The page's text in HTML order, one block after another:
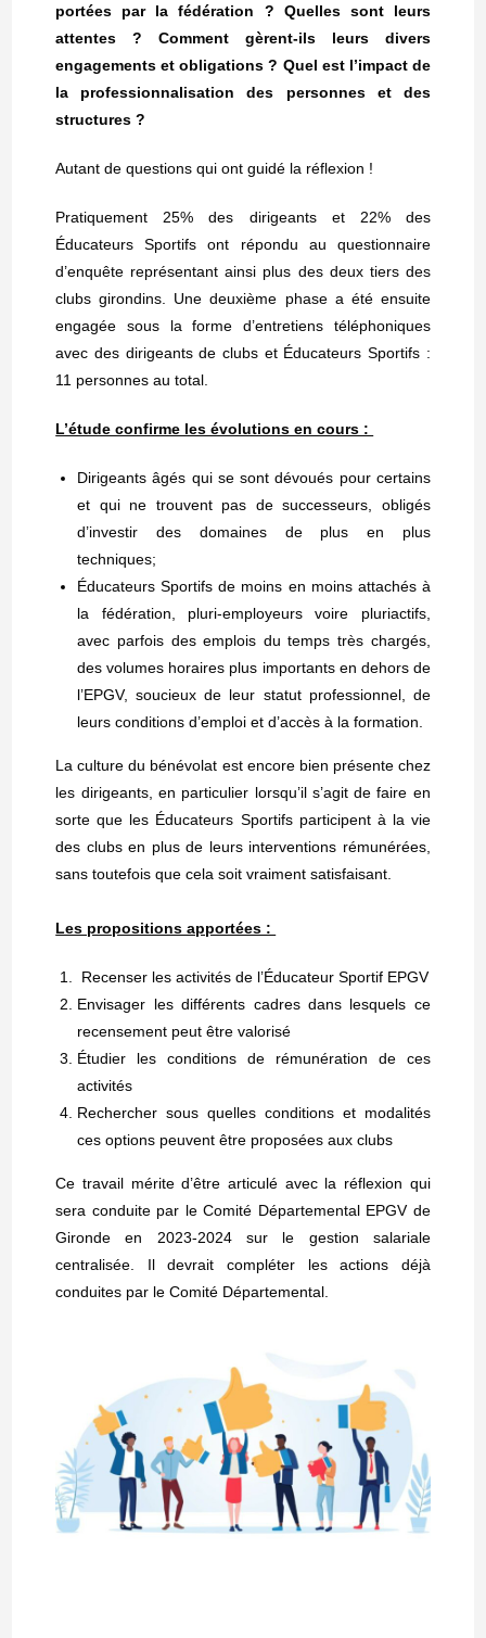
portées par la fédération ? Quelles sont leurs
attentes ? Comment gèrent-ils leurs divers
engagements et obligations ? Quel est l’impact de
la professionnalisation des personnes et des
structures ?
Autant de questions qui ont guidé la réflexion !
Pratiquement 25% des dirigeants et 22% des
Éducateurs Sportifs ont répondu au questionnaire
d’enquête représentant ainsi plus des deux tiers des
clubs girondins. Une deuxième phase a été ensuite
engagée sous la forme d’entretiens téléphoniques
avec des dirigeants de clubs et Éducateurs Sportifs :
11 personnes au total.
L’étude confirme les évolutions en cours :
Dirigeants âgés qui se sont dévoués pour certains
et qui ne trouvent pas de successeurs, obligés
d’investir des domaines de plus en plus
techniques;
Éducateurs Sportifs de moins en moins attachés à
la fédération, pluri-employeurs voire pluriactifs,
avec parfois des emplois du temps très chargés,
des volumes horaires plus importants en dehors de
l’EPGV, soucieux de leur statut professionnel, de
leurs conditions d’emploi et d’accès à la formation.
La culture du bénévolat est encore bien présente chez
les dirigeants, en particulier lorsqu’il s’agit de faire en
sorte que les Éducateurs Sportifs participent à la vie
des clubs en plus de leurs interventions rémunérées,
sans toutefois que cela soit vraiment satisfaisant.
Les propositions apportées :
Recenser les activités de l’Éducateur Sportif EPGV
Envisager les différents cadres dans lesquels ce
recensement peut être valorisé
Étudier les conditions de rémunération de ces
activités
Rechercher sous quelles conditions et modalités
ces options peuvent être proposées aux clubs
Ce travail mérite d’être articulé avec la réflexion qui
sera conduite par le Comité Départemental EPGV de
Gironde en 2023-2024 sur le gestion salariale
centralisée. Il devrait compléter les actions déjà
conduites par le Comité Départemental.